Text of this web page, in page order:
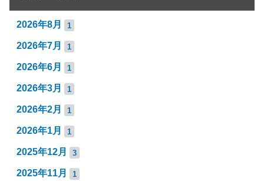
2026年8月 1
2026年7月 1
2026年6月 1
2026年3月 1
2026年2月 1
2026年1月 1
2025年12月 3
2025年11月 1